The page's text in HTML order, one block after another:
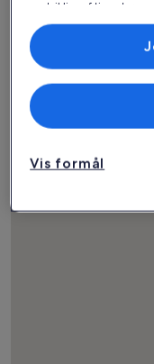
Hus
Find
i Elche
udvikling af tjenester.
Liste over partnere
Vis formål